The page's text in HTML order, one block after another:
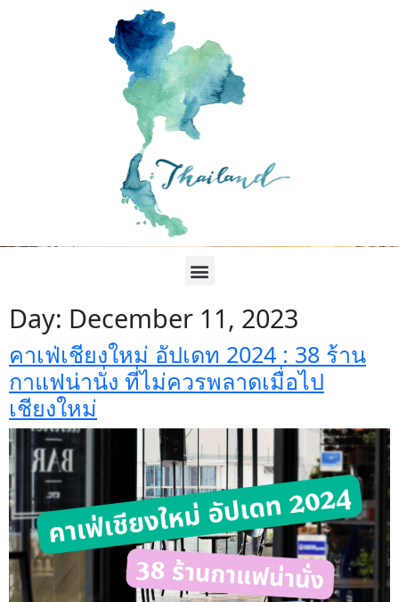
Day: December 11, 2023
คาเฟ่เชียงใหม่ อัปเดท 2024 : 38 ร้าน
กาแฟน่านั่ง ที่ไม่ควรพลาดเมื่อไป
เชียงใหม่